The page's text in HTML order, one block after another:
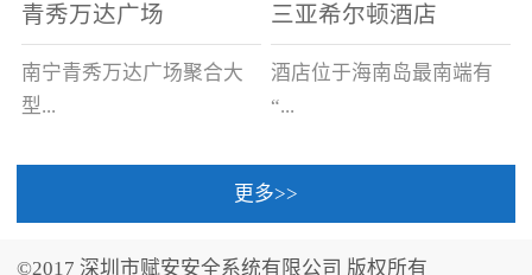
青秀万达广场
南宁青秀万达广场聚合大
型...
三亚希尔顿酒店
酒店位于海南岛最南端有
“...
中国的海岛天堂”之美称的
更多>>
©2017 深圳市赋安安全系统有限公司 版权所有